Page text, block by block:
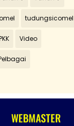
tudungsicomel
Video
WEBMASTER